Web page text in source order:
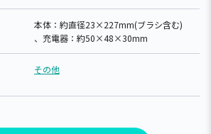
本体：約直径23×227mm(ブラシ含む)
、充電器：約50×48×30mm
その他